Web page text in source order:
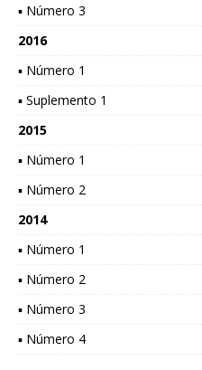
▪ Número 3
2016
▪ Número 1
▪ Suplemento 1
2015
▪ Número 1
▪ Número 2
2014
▪ Número 1
▪ Número 2
▪ Número 3
▪ Número 4